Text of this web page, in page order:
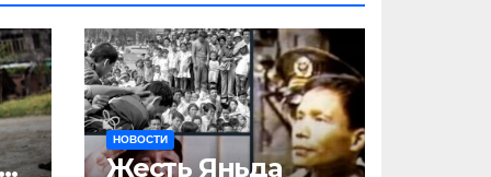
НОВОСТИ
Жесть Яньда